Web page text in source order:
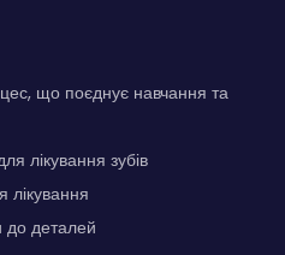
що поєднує навчання та
лікування зубів
лікування
до деталей